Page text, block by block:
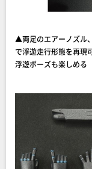
▲両足のエアーノズル
で浮遊走行形態を再現
浮遊ポーズも楽しめる